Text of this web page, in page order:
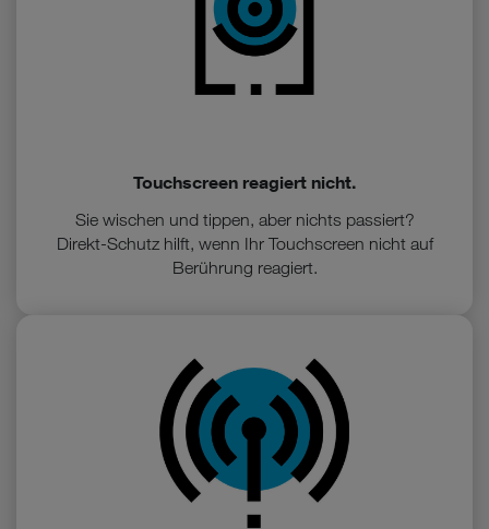
Touchscreen reagiert nicht.
Sie wischen und tippen, aber nichts passiert?
Direkt-Schutz hilft, wenn Ihr Touchscreen nicht auf
Berührung reagiert.